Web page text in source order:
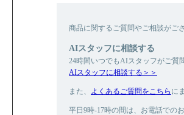
商品に関するご質問やご相談がご
AIスタッフに相談する
24時間いつでもAIスタッフがご質
AIスタッフに相談する＞＞
また、 よくあるご質問をこちら に
平日9時-17時の間は、お電話での